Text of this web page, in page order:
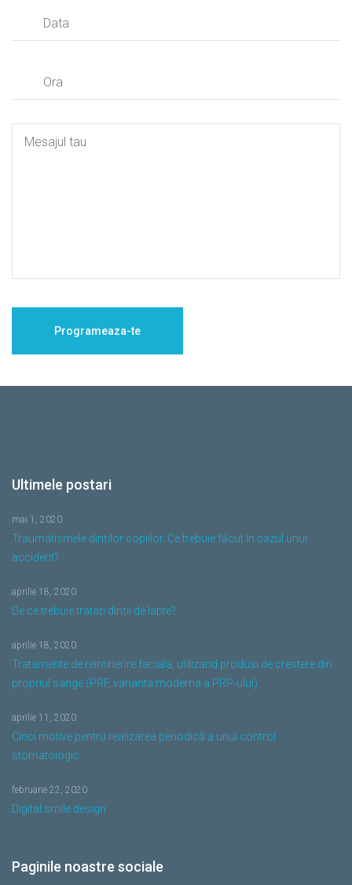
Ultimele postari
Traumatismele dinților copiilor. Ce trebuie făcut în cazul unui
accident?
mai 1, 2020
De ce trebuie tratați dinții de lapte?
aprilie 18, 2020
Tratamente de reintinerire faciala, utilizand produsi de crestere din
propriul sange (PRF, varianta moderna a PRP-ului)
aprilie 18, 2020
Cinci motive pentru realizarea periodică a unui control
stomatologic
aprilie 11, 2020
Digital smile design
februarie 22, 2020
Paginile noastre sociale